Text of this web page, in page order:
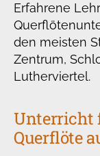
Erfahrene
den meisten
Zentrum,
Lutherviertel.
Unterricht
Querflöte